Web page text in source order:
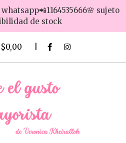
sujeto
de stock
$0,00